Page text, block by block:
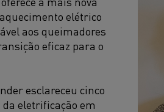
elétrico
aos queimadores
eficaz para o
esclareceu cinco
eletrificação em